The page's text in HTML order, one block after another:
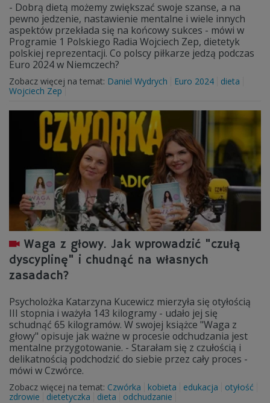
- Dobrą dietą możemy zwiększać swoje szanse, a na
pewno jedzenie, nastawienie mentalne i wiele innych
aspektów przekłada się na końcowy sukces - mówi w
Programie 1 Polskiego Radia Wojciech Zep, dietetyk
polskiej reprezentacji. Co polscy piłkarze jedzą podczas
Euro 2024 w Niemczech?
Zobacz więcej na temat: Daniel Wydrych Euro 2024
dieta
Wojciech Zep
Waga z głowy. Jak wprowadzić "czułą
dyscyplinę" i chudnąć na własnych
zasadach?
Psycholożka Katarzyna Kucewicz mierzyła się otyłością
III stopnia i ważyła 143 kilogramy - udało jej się
schudnąć 65 kilogramów. W swojej książce "Waga z
głowy" opisuje jak ważne w procesie odchudzania jest
mentalne przygotowanie. - Starałam się z czułością i
delikatnością podchodzić do siebie przez cały proces -
mówi w Czwórce.
Zobacz więcej na temat: Czwórka kobieta edukacja
otyłość
zdrowie
dietetyczka dieta odchudzanie